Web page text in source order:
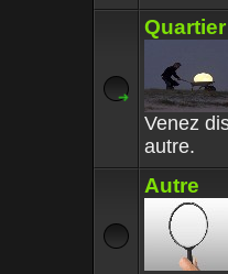
Venez
autre.
Autre